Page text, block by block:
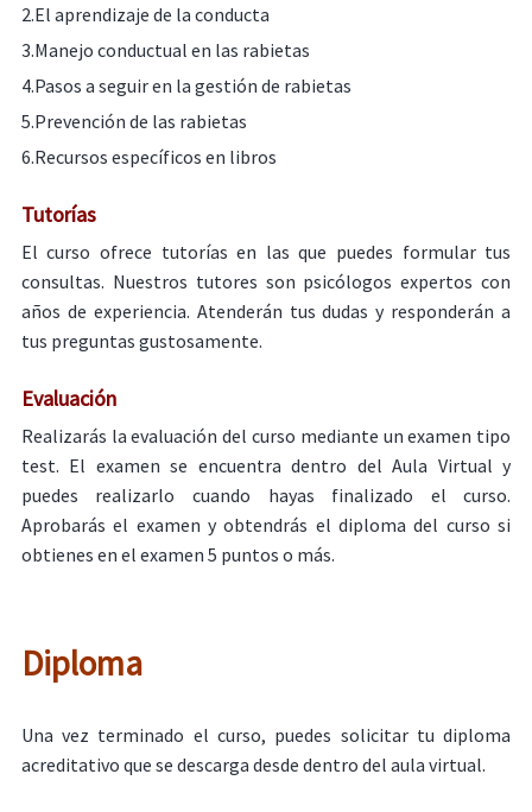
2.El aprendizaje de la conducta
3.Manejo conductual en las rabietas
4.Pasos a seguir en la gestión de rabietas
5.Prevención de las rabietas
6.Recursos específicos en libros
Tutorías
El curso ofrece tutorías en las que puedes formular tus
consultas. Nuestros tutores son psicólogos expertos con
años de experiencia. Atenderán tus dudas y responderán a
tus preguntas gustosamente.
Evaluación
Realizarás la evaluación del curso mediante un examen tipo
test. El examen se encuentra dentro del Aula Virtual y
puedes realizarlo cuando hayas finalizado el curso.
Aprobarás el examen y obtendrás el diploma del curso si
obtienes en el examen 5 puntos o más.
Diploma
Una vez terminado el curso, puedes solicitar tu diploma
acreditativo que se descarga desde dentro del aula virtual.